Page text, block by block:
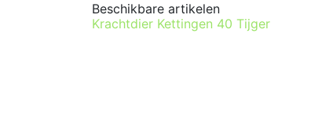
Beschikbare artikelen
Krachtdier Kettingen 40 Tijger